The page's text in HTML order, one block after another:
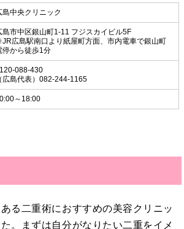
島中央クリニック
島市中区銀山町1-11 フジスカイビル5F
広島駅南口より紙屋町方面、市内電車で銀山町
停から徒歩1分
088-430
（広島代表）082-244-1165
～18:00
る二重術におすすめの美容クリニッ
。まずは自分がなりたい二重をイメ